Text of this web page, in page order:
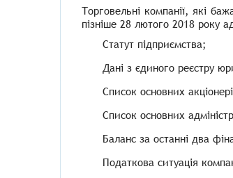
Торговельні компанії, які
пізніше 28 лютого 2018 року
Статут підприємства;
Дані з єдиного реєстру
Список основних
Список основних
Баланс за останні два
Податкова ситуація